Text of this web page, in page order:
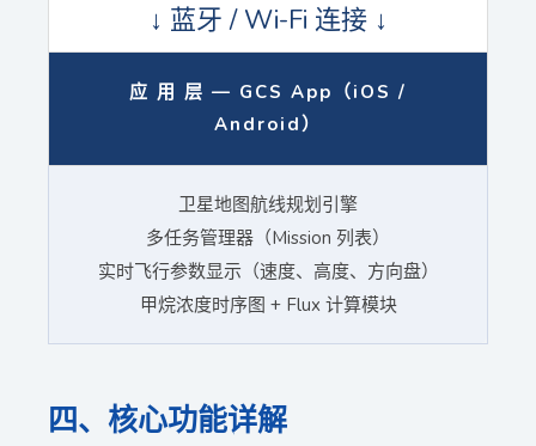
↓ 蓝牙 / Wi-Fi 连接 ↓
应 用 层 — GCS App（iOS /
Android）
卫星地图航线规划引擎
多任务管理器（Mission 列表）
实时飞行参数显示（速度、高度、方向盘）
甲烷浓度时序图 + Flux 计算模块
四、核心功能详解